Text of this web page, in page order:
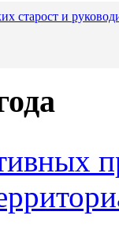
старост и